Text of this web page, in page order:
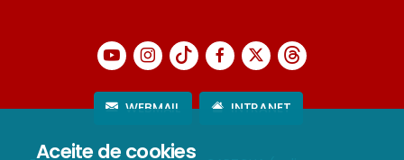
Aceite de cookies
WEBMAIL INTRANET